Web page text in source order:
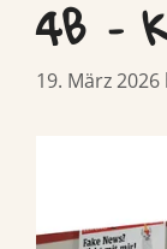
4B –
19. März 2026